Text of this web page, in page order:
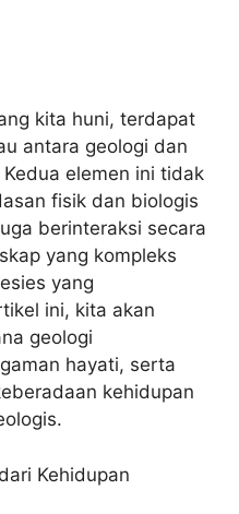
kita huni, terdapat
antara geologi dan
elemen ini tidak
fisik dan biologis
berinteraksi secara
yang kompleks
yang
ini, kita akan
geologi
hayati, serta
kehidupan
Kehidupan